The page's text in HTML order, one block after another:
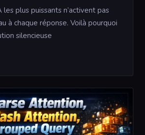
plus puissants n’activent pas
à chaque réponse. Voilà pourquoi
silencieuse